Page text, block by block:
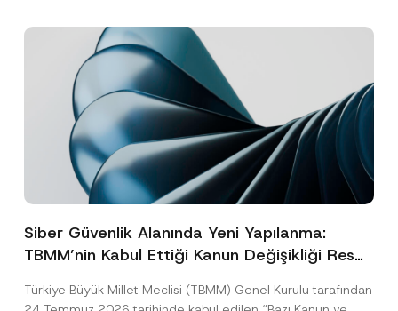
Siber Güvenlik Alanında Yeni Yapılanma:
TBMM’nin Kabul Ettiği Kanun Değişikliği Resmî
Türkiye Büyük Millet Meclisi (TBMM) Genel Kurulu tarafından